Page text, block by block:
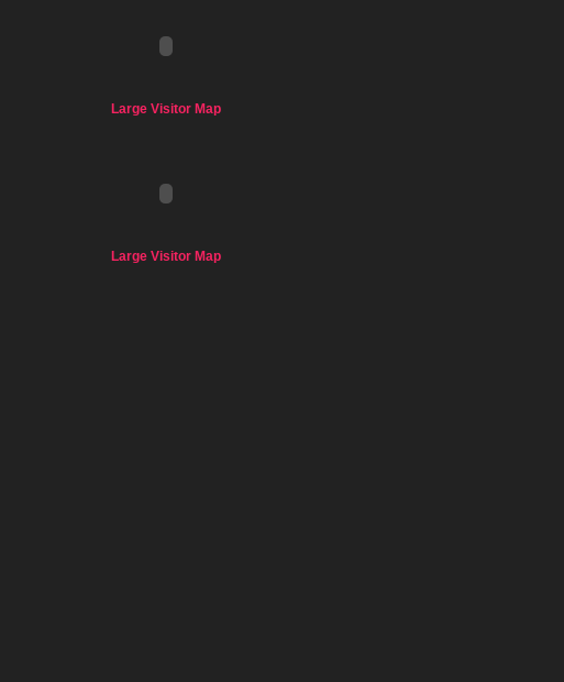
Large Visitor Map
Large Visitor Map